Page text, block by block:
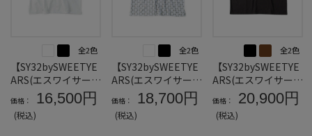
全2色
【SY32bySWEETYE
ARS(エスワイサーテ
ィトゥバイスィート
イヤーズ)】ビッグ
ロゴ半袖モックネッ
価格： 16,500円
(税込)
全2色
【SY32bySWEETYE
ARS(エスワイサーテ
ィトゥバイスィート
イヤーズ)】グラフ
ィック半袖ポロシャ
価格： 18,700円
(税込)
全2色
【SY32bySWEETYE
ARS(エスワイサーテ
ィトゥバイスィート
イヤーズ)】ジャガ
ード半袖ポロシャツ
価格： 20,900円
(税込)